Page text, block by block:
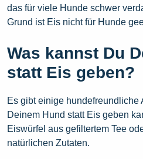
das für viele Hunde schwer
Grund ist Eis nicht für Hunde
Was kannst Du
statt Eis geben?
Es gibt einige hundefreundliche
Deinem Hund statt Eis geben
Eiswürfel aus gefiltertem Tee
natürlichen Zutaten.